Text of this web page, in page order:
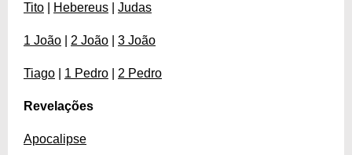
Tito Hebereus Judas
1 João 2 João 3 João
Tiago 1 Pedro 2 Pedro
Revelações
Apocalipse